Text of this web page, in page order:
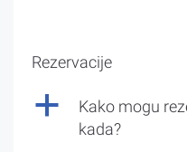
Rezervacije
a
Kako mogu
kada?